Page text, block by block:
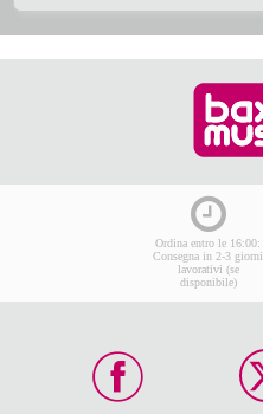
Ordina entro le 16:00:
Consegna in 2-3 giorni
lavorativi (se
disponibile)